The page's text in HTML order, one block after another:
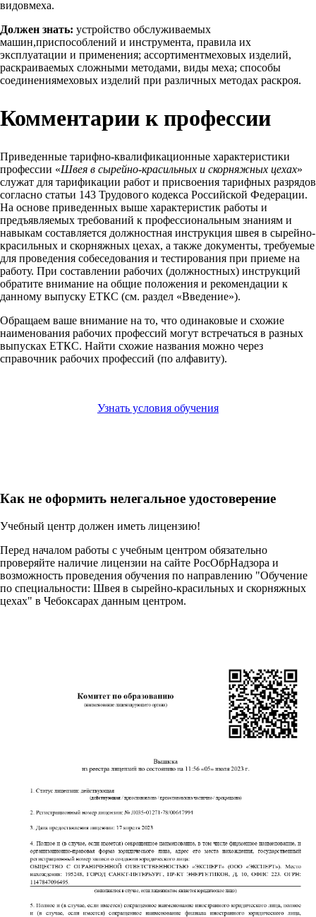
видовмеха.
Должен знать: устройство обслуживаемых
машин,приспособлений и инструмента, правила их
эксплуатации и применения; ассортиментмеховых изделий,
раскраиваемых сложными методами, виды меха; способы
соединениямеховых изделий при различных методах раскроя.
Комментарии к профессии
Приведенные тарифно-квалификационные характеристики
профессии «Швея в сырейно-красильных и скорняжных цехах»
служат для тарификации работ и присвоения тарифных разрядов
согласно статьи 143 Трудового кодекса Российской Федерации.
На основе приведенных выше характеристик работы и
предъявляемых требований к профессиональным знаниям и
навыкам составляется должностная инструкция швея в сырейно-
красильных и скорняжных цехах, а также документы, требуемые
для проведения собеседования и тестирования при приеме на
работу. При составлении рабочих (должностных) инструкций
обратите внимание на общие положения и рекомендации к
данному выпуску ЕТКС (см. раздел «Введение»).
Обращаем ваше внимание на то, что одинаковые и схожие
наименования рабочих профессий могут встречаться в разных
выпусках ЕТКС. Найти схожие названия можно через
справочник рабочих профессий (по алфавиту).
Узнать условия обучения
Как не оформить нелегальное удостоверение
Учебный центр должен иметь лицензию!
Перед началом работы с учебным центром обязательно
проверяйте наличие лицензии на сайте РосОбрНадзора и
возможность проведения обучения по направлению "Обучение
по специальности: Швея в сырейно-красильных и скорняжных
цехах" в Чебоксарах данным центром.